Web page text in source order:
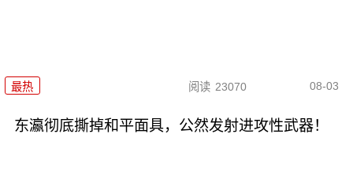
最热 阅读 23070 08-03
东瀛彻底撕掉和平面具，公然发射进攻性武器！